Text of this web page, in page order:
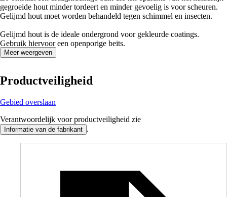
gegroeide hout minder tordeert en minder gevoelig is voor scheuren.
Gelijmd hout moet worden behandeld tegen schimmel en insecten.
Gelijmd hout is de ideale ondergrond voor gekleurde coatings.
Gebruik hiervoor een openporige beits.
Meer weergeven
Productveiligheid
Gebied overslaan
Verantwoordelijk voor productveiligheid zie
Informatie van de fabrikant .